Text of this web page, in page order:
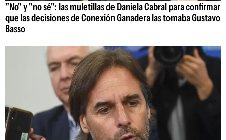
"No" y "no sé": las muletillas de Daniela Cabral para confirmar
que las decisiones de Conexión Ganadera las tomaba Gustavo
Basso